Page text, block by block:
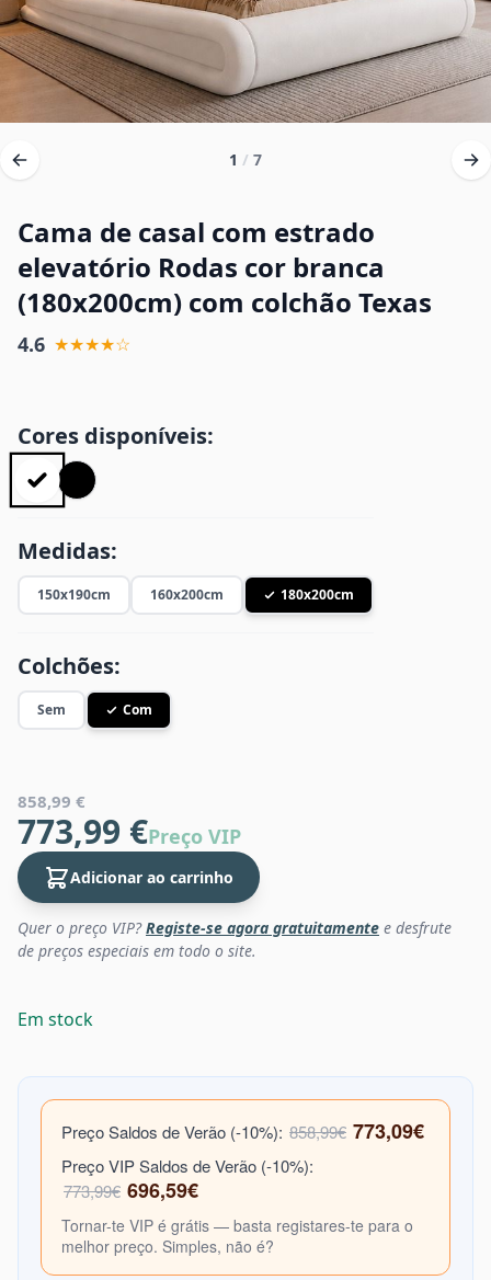
1 / 7
Cama de casal com estrado
elevatório Rodas cor branca
(180x200cm) com colchão Texas
4.6 ★★★★☆
Cores disponíveis:
Medidas:
150x190cm 160x200cm 180x200cm
Colchões:
Sem Com
858,99 €
773,99 €Preço VIP
Adicionar ao carrinho
Quer o preço VIP?Registe-se agora gratuitamente e desfrute
de preços especiais em todo o site.
Em stock
Preço Saldos de Verão (-10%): 858,99€ 773,09€
Preço VIP Saldos de Verão (-10%):
773,99€ 696,59€
Tornar-te VIP é grátis — basta registares-te para o
melhor preço. Simples, não é?